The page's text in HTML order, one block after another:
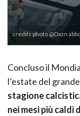
credits photo @Dazn
Concluso il
l’estate del
stagione
nei mesi più caldi